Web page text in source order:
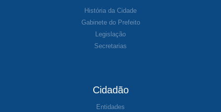
História da Cidade
Gabinete do Prefeito
Legislação
Secretarias
Cidadão
Entidades